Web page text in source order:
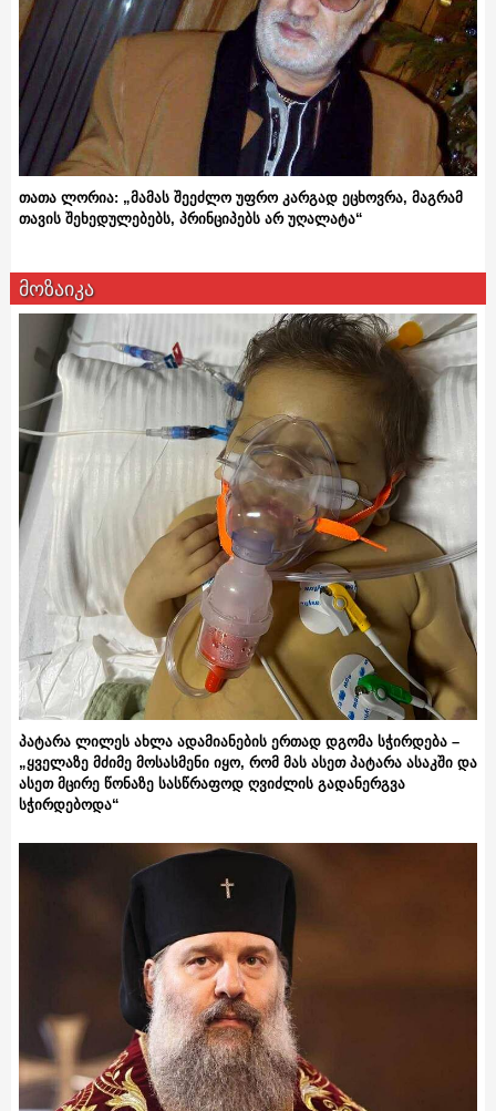
თათა ლორია: „მამას შეეძლო უფრო კარგად ეცხოვრა, მაგრამ
თავის შეხედულებებს, პრინციპებს არ უღალატა“
მოზაიკა
პატარა ლილეს ახლა ადამიანების ერთად დგომა სჭირდება –
„ყველაზე მძიმე მოსასმენი იყო, რომ მას ასეთ პატარა ასაკში და
ასეთ მცირე წონაზე სასწრაფოდ ღვიძლის გადანერგვა
სჭირდებოდა“